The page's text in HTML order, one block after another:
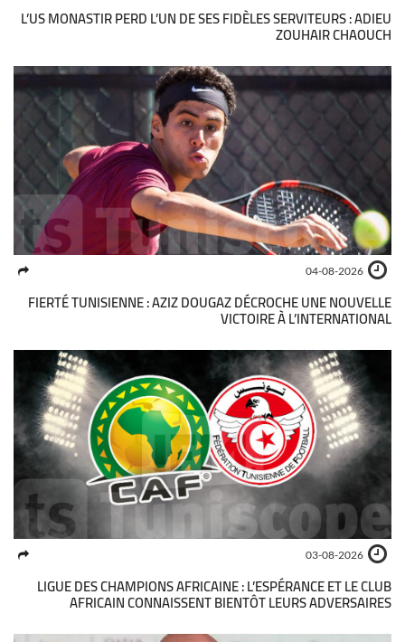
L’US MONASTIR PERD L’UN DE SES FIDÈLES SERVITEURS : ADIEU
ZOUHAIR CHAOUCH
04-08-2026
FIERTÉ TUNISIENNE : AZIZ DOUGAZ DÉCROCHE UNE NOUVELLE
VICTOIRE À L’INTERNATIONAL
03-08-2026
LIGUE DES CHAMPIONS AFRICAINE : L’ESPÉRANCE ET LE CLUB
AFRICAIN CONNAISSENT BIENTÔT LEURS ADVERSAIRES